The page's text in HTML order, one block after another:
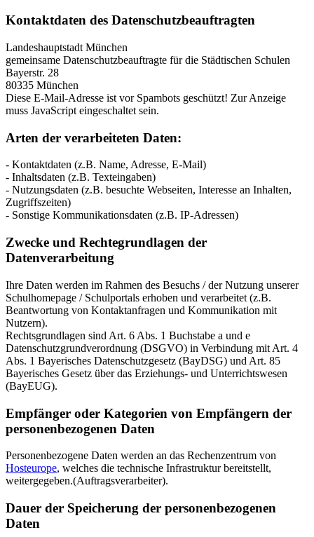
Kontaktdaten des Datenschutzbeauftragten
Landeshauptstadt München
gemeinsame Datenschutzbeauftragte für die Städtischen Schulen
Bayerstr. 28
80335 München
Diese E-Mail-Adresse ist vor Spambots geschützt! Zur Anzeige
muss JavaScript eingeschaltet sein.
Arten der verarbeiteten Daten:
- Kontaktdaten (z.B. Name, Adresse, E-Mail)
- Inhaltsdaten (z.B. Texteingaben)
- Nutzungsdaten (z.B. besuchte Webseiten, Interesse an Inhalten,
Zugriffszeiten)
- Sonstige Kommunikationsdaten (z.B. IP-Adressen)
Zwecke und Rechtegrundlagen der
Datenverarbeitung
Ihre Daten werden im Rahmen des Besuchs / der Nutzung unserer
Schulhomepage / Schulportals erhoben und verarbeitet (z.B.
Beantwortung von Kontaktanfragen und Kommunikation mit
Nutzern).
Rechtsgrundlagen sind Art. 6 Abs. 1 Buchstabe a und e
Datenschutzgrundverordnung (DSGVO) in Verbindung mit Art. 4
Abs. 1 Bayerisches Datenschutzgesetz (BayDSG) und Art. 85
Bayerisches Gesetz über das Erziehungs- und Unterrichtswesen
(BayEUG).
Empfänger oder Kategorien von Empfängern der
personenbezogenen Daten
Personenbezogene Daten werden an das Rechenzentrum von
Hosteurope, welches die technische Infrastruktur bereitstellt,
weitergegeben.(Auftragsverarbeiter).
Dauer der Speicherung der personenbezogenen
Daten